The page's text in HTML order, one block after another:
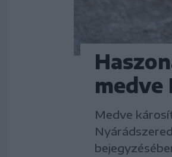
medve
Medve